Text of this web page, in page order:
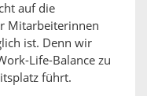
auf die
Mitarbeiterinnen
ist. Denn wir
Life-Balance zu
führt.